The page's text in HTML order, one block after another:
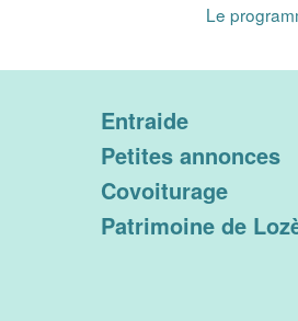
Le
Entraide
Petites annonces
Covoiturage
Patrimoine de